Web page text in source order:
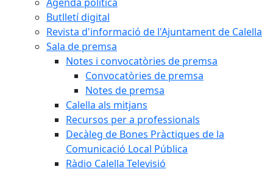
Butlletí digital
Revista d'informació de l'Ajuntament de Calella
Sala de premsa
Notes i convocatòries de premsa
Convocatòries de premsa
Notes de premsa
Calella als mitjans
Recursos per a professionals
Decàleg de Bones Pràctiques de la
Comunicació Local Pública
Ràdio Calella Televisió